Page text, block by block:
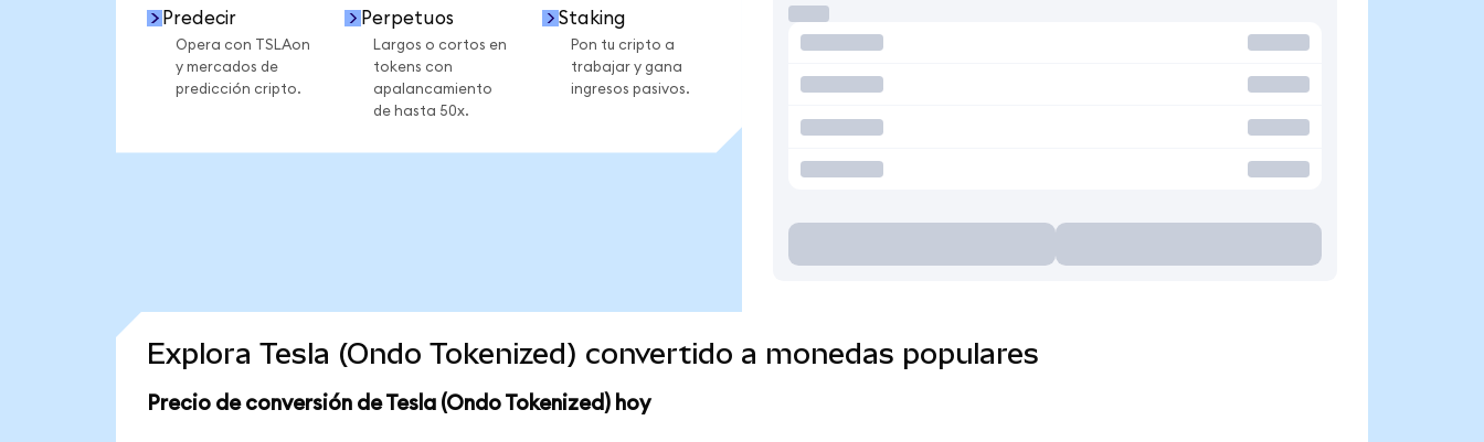
Predecir
Opera con TSLAon
y mercados de
predicción cripto.
Perpetuos
Largos o cortos en
tokens con
apalancamiento
de hasta 50x.
Staking
Pon tu cripto a
trabajar y gana
ingresos pasivos.
Explora Tesla (Ondo Tokenized) convertido a monedas populares
Precio de conversión de Tesla (Ondo Tokenized) hoy